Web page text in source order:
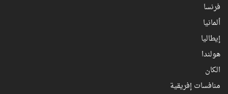
فرنسا
ألمانيا
إيطاليا
هولندا
الكان
منافسات إفريقية